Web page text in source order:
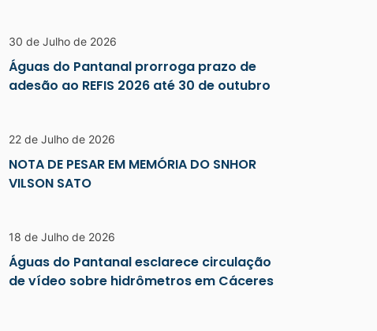
30 de Julho de 2026
Águas do Pantanal prorroga prazo de
adesão ao REFIS 2026 até 30 de outubro
22 de Julho de 2026
NOTA DE PESAR EM MEMÓRIA DO SNHOR
VILSON SATO
18 de Julho de 2026
Águas do Pantanal esclarece circulação
de vídeo sobre hidrômetros em Cáceres